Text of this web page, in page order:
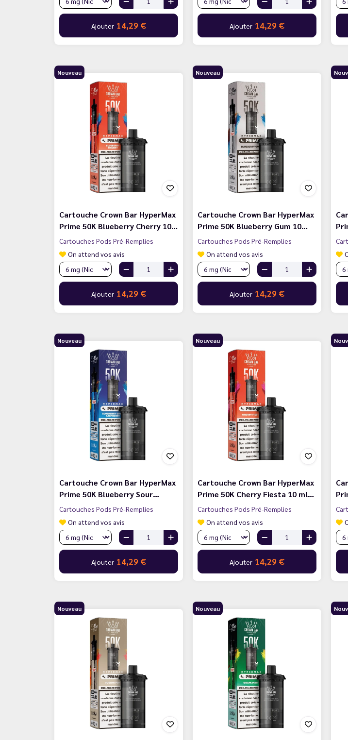
Ajouter 14,29 € Ajouter 14,29 €
Nouveau
Cartouche Crown Bar HyperMax
Prime 50K Blueberry Cherry 10…
Cartouches Pods Pré-Remplies
On attend vos avis
Ajouter 14,29 €
Nouveau
Cartouche Crown Bar HyperMax
Prime 50K Blueberry Gum 10…
Cartouches Pods Pré-Remplies
On attend vos avis
Ajouter 14,29 €
Nouveau
Cartouche Crown Bar HyperMax
Prime 50K Blueberry Sour…
Cartouches Pods Pré-Remplies
On attend vos avis
Ajouter 14,29 €
Nouveau
Cartouche Crown Bar HyperMax
Prime 50K Cherry Fiesta 10 ml…
Cartouches Pods Pré-Remplies
On attend vos avis
Ajouter 14,29 €
Nouveau Nouveau